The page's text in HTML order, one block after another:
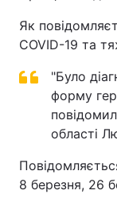
Як
COVID-19 та
"Було
форму
області
8 березня, 26